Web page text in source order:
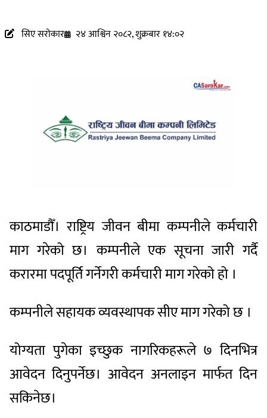
सिए सरोकार २४ आश्विन २०८२, शुक्रबार १४:०२
काठमाडौँ। राष्ट्रिय जीवन बीमा कम्पनीले कर्मचारी
माग गरेको छ। कम्पनीले एक सूचना जारी गर्दै
करारमा पदपूर्ति गर्नेगरी कर्मचारी माग गरेको हो ।
कम्पनीले सहायक व्यवस्थापक सीए माग गरेको छ ।
योग्यता पुगेका इच्छुक नागरिकहरूले ७ दिनभित्र
आवेदन दिनुपर्नेछ। आवेदन अनलाइन मार्फत दिन
सकिनेछ।